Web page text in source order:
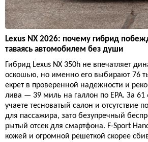
Lexus NX 2026: почему гибрид
таваясь автомобилем без души
Гибрид Lexus NX 350h не впечатляет
оскошью, но именно его выбирают 76
екрет в проверенной надежности и
лива — 39 миль на галлон по EPA. За
учаете тесноватый салон и отсутствие
для пассажира, зато безупречный
рытый отсек для смартфона. F-Sport
кожей и огромной решеткой скорее